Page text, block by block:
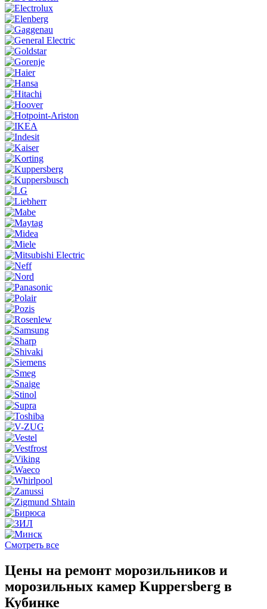
Смотреть все
Цены на ремонт морозильников и
морозильных камер Kuppersberg в
Кубинке